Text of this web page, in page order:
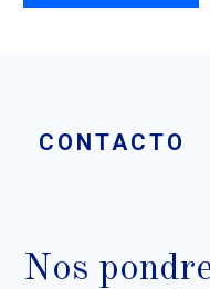
CONTACTO
Nos